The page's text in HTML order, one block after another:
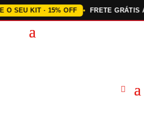
KIT · 15% OFF FRETE GRÁTIS